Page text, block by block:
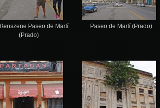
Paseo de Martí
(Prado)
Paseo de Martí (Prado)